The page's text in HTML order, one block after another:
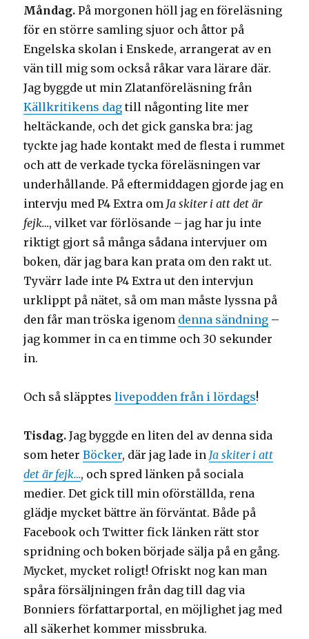
Måndag.På morgonen höll jag en föreläsning
för en större samling sjuor och åttor på
Engelska skolan i Enskede, arrangerat av en
vän till mig som också råkar vara lärare där.
Jag byggde ut min Zlatanföreläsning från
Källkritikens dag till någonting lite mer
heltäckande, och det gick ganska bra: jag
tyckte jag hade kontakt med de flesta i rummet
och att de verkade tycka föreläsningen var
underhållande. På eftermiddagen gjorde jag en
intervju med P4 Extra om Ja skiter i att det är
fejk…, vilket var förlösande – jag har ju inte
riktigt gjort så många sådana intervjuer om
boken, där jag bara kan prata om den rakt ut.
Tyvärr lade inte P4 Extra ut den intervjun
urklippt på nätet, så om man måste lyssna på
den får man tröska igenom denna sändning –
jag kommer in ca en timme och 30 sekunder
in.
Och så släppteslivepodden från i lördags!
Tisdag.Jag byggde en liten del av denna sida
som heterBöcker, där jag lade in Ja skiter i att
det är fejk…, och spred länken på sociala
medier. Det gick till min oförställda, rena
glädje mycket bättre än förväntat. Både på
Facebook och Twitter fick länken rätt stor
spridning och boken började sälja på en gång.
Mycket, mycket roligt! Ofriskt nog kan man
spåra försäljningen från dag till dag via
Bonniers författarportal, en möjlighet jag med
all säkerhet kommer missbruka.